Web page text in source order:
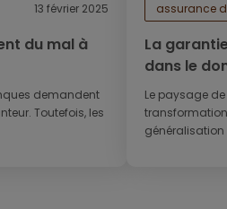
13 février 2025
du mal à
demandent
Toutefois, les
assurance
La
dans le
Le paysage
généralisation